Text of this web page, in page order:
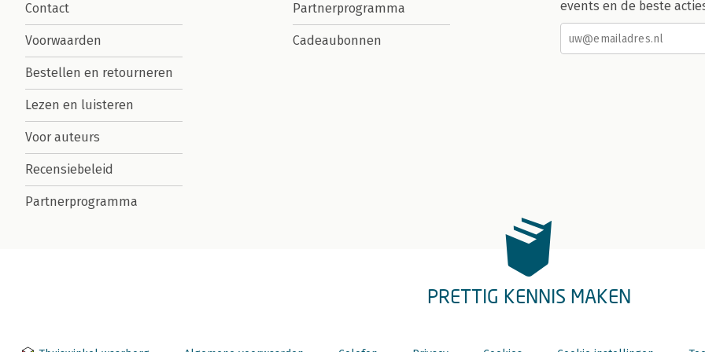
Contact
Voorwaarden
Bestellen en retourneren
Lezen en luisteren
Voor auteurs
Recensiebeleid
Partnerprogramma
Partnerprogramma
Cadeaubonnen
events en de beste
PRETTIG KENNIS MAKEN